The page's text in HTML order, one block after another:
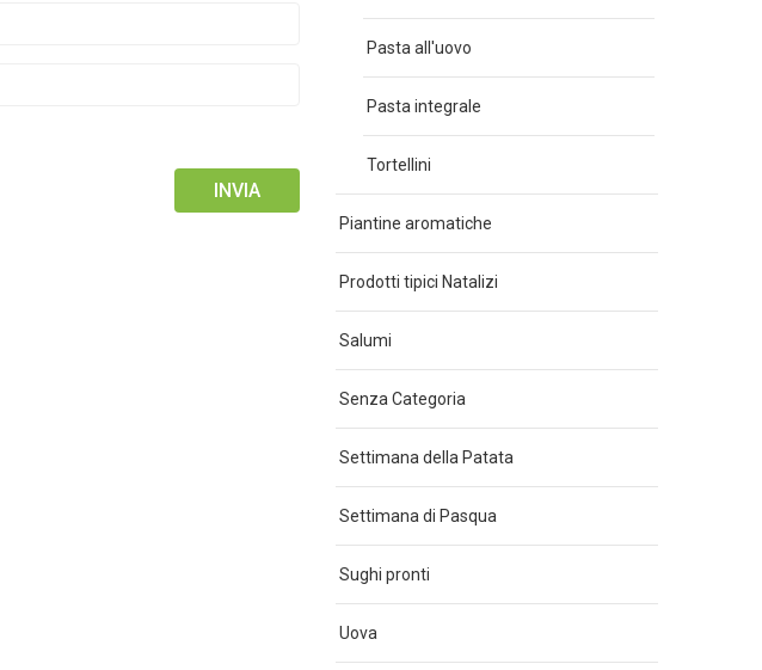
Pasta all'uovo
Pasta integrale
Tortellini
Piantine aromatiche
Prodotti tipici Natalizi
Salumi
Senza Categoria
Settimana della Patata
Settimana di Pasqua
Sughi pronti
Uova